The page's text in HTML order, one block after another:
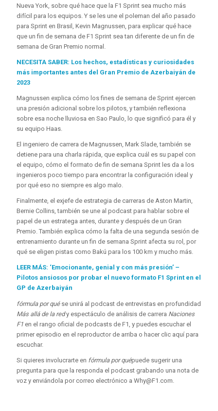
Nueva York, sobre qué hace que la F1 Sprint sea mucho más
difícil para los equipos. Y se les une el poleman del año pasado
para Sprint en Brasil, Kevin Magnussen, para explicar qué hace
que un fin de semana de F1 Sprint sea tan diferente de un fin de
semana de Gran Premio normal.
NECESITA SABER: Los hechos, estadísticas y curiosidades
más importantes antes del Gran Premio de Azerbaiyán de
2023
Magnussen explica cómo los fines de semana de Sprint ejercen
una presión adicional sobre los pilotos, y también reflexiona
sobre esa noche lluviosa en Sao Paulo, lo que significó para él y
su equipo Haas.
El ingeniero de carrera de Magnussen, Mark Slade, también se
detiene para una charla rápida, que explica cuál es su papel con
el equipo, cómo el formato de fin de semana Sprint les da a los
ingenieros poco tiempo para encontrar la configuración ideal y
por qué eso no siempre es algo malo.
Finalmente, el exjefe de estrategia de carreras de Aston Martin,
Bernie Collins, también se une al podcast para hablar sobre el
papel de un estratega antes, durante y después de un Gran
Premio. También explica cómo la falta de una segunda sesión de
entrenamiento durante un fin de semana Sprint afecta su rol, por
qué se eligen pistas como Bakú para los 100 km y mucho más.
LEER MÁS: ‘Emocionante, genial y con más presión’ –
Pilotos ansiosos por probar el nuevo formato F1 Sprint en el
GP de Azerbaiyán
fórmula por quése unirá al podcast de entrevistas en profundidad
Más allá de la redy espectáculo de análisis de carrera Naciones
F1en el rango oficial de podcasts de F1, y puedes escuchar el
primer episodio en el reproductor de arriba o hacer clic aquí para
escuchar.
Si quieres involucrarte en fórmula por quépuede sugerir una
pregunta para que la responda el podcast grabando una nota de
voz y enviándola por correo electrónico a Why@F1.com